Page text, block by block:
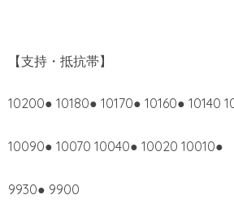
【支持・抵抗帯】
10200● 10180● 10170● 10160● 10140
10090● 10070 10040● 10020 10010●
9930● 9900